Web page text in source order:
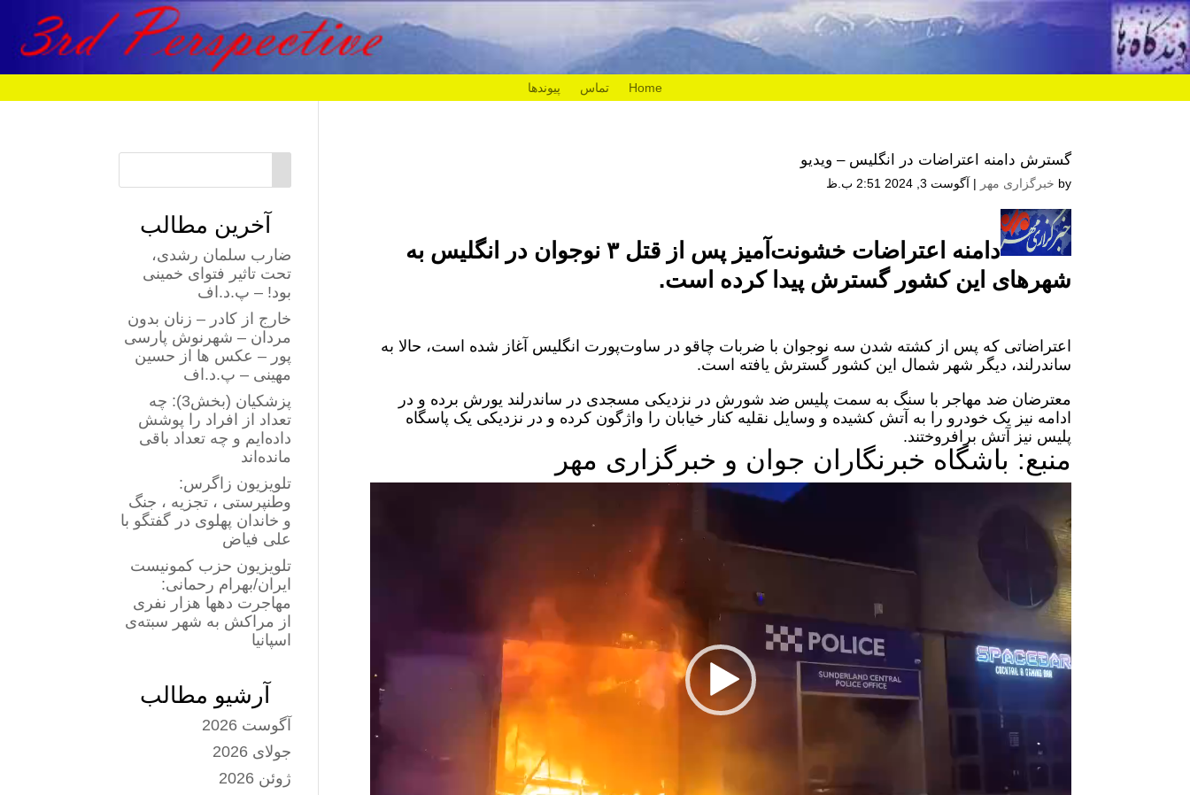
Home تماس پیوندها
گسترش دامنه اعتراضات در انگلیس – ویدیو
by خبرگزاری مهر | آگوست 3, 2024 2:51 ب.ظ
دامنه اعتراضات خشونت‌آمیز پس از قتل ۳ نوجوان در انگلیس به
شهر‌های این کشور گسترش پیدا کرده است.
اعتراضاتی که پس از کشته شدن سه نوجوان با ضربات چاقو در ساوت‌پورت انگلیس آغاز شده است، حالا به
ساندرلند، دیگر شهر شمال این کشور گسترش یافته است.
معترضان ضد مهاجر با سنگ به سمت پلیس ضد شورش در نزدیکی مسجدی در ساندرلند یورش برده و در
ادامه نیز یک خودرو را به آتش کشیده و وسایل نقلیه کنار خیابان را واژگون کرده و در نزدیکی یک پاسگاه
پلیس نیز آتش برافروختند.
منبع: باشگاه خبرنگاران جوان و خبرگزاری مهر
آخرین مطالب
ضارب سلمان رشدی،
تحت تاثیر فتوای خمینی
بود! – پ.د.اف
خارج از کادر – زنان بدون
مردان – شهرنوش پارسی
پور – عکس ها از حسین
مهینی – پ.د.اف
پزشکیان (بخش3): چه
تعداد از افراد را پوشش
داده‌ایم و چه تعداد باقی
مانده‌اند
تلویزیون زاگرس:
وطنپرستی ، تجزیه ، جنگ
و خاندان پهلوی در گفتگو با
علی فیاض
تلویزیون حزب کمونیست
ایران/بهرام رحمانی:
مهاجرت دهها هزار نفری
از مراکش به شهر سبته‌ی
اسپانیا
آرشیو مطالب
آگوست 2026
جولای 2026
ژوئن 2026